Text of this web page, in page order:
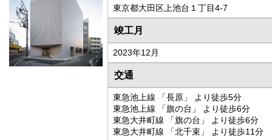
東京都大田区上池台１丁目4-7
竣工月
2023年12月
交通
東急池上線 「長原」 より徒歩5分
東急池上線 「旗の台」 より徒歩6分
東急大井町線 「旗の台」 より徒歩6分
東急大井町線 「北千束」 より徒歩11分